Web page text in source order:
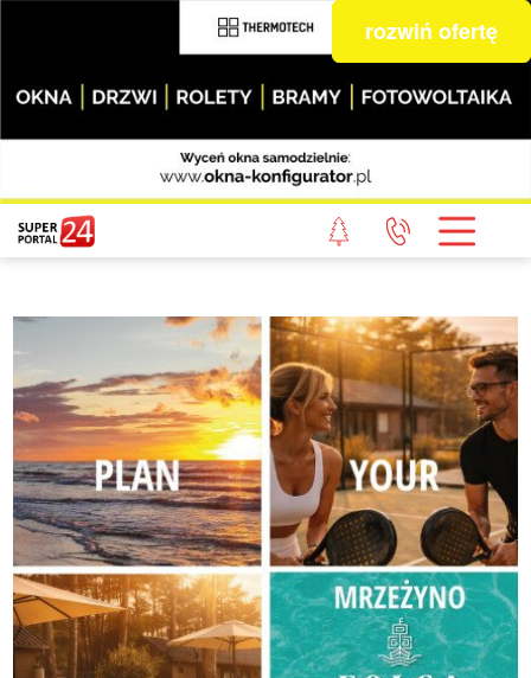
rozwiń ofertę
STRONA GŁÓWNA
POWIAT GRYFICKI
WIADOMOŚCI Z LASU
STUDIO SUPERPORTALU
KONTAKT
REDAKCJA
REGULAMIN